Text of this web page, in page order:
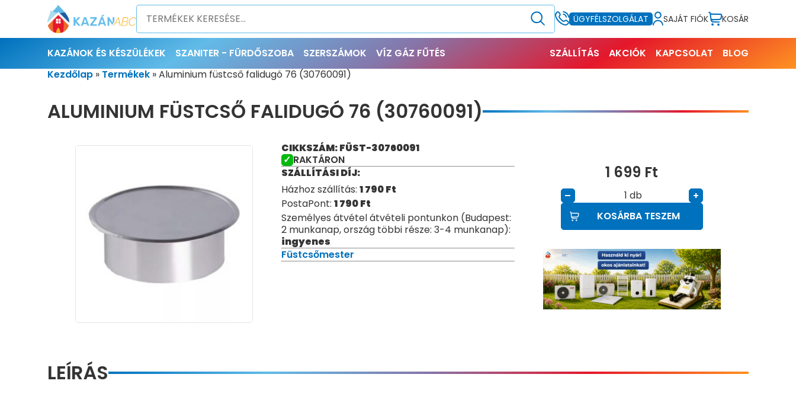
ÜGYFÉLSZOLGÁLAT SAJÁT FIÓK KOSÁR
KAZÁNOK ÉS KÉSZÜLÉKEK SZANITER - FÜRDŐSZOBA SZERSZÁMOK VÍZ GÁZ FŰTÉS SZÁLLÍTÁS AKCIÓK KAPCSOLAT
BLOG
Kezdőlap » Termékek »Aluminium füstcső falidugó 76 (30760091)
ALUMINIUM FÜSTCSŐ FALIDUGÓ 76 (30760091)
CIKKSZÁM: FÜST-30760091
RAKTÁRON
SZÁLLÍTÁSI DÍJ:
Házhoz szállítás: 1 790Ft
PostaPont: 1 790Ft
Személyes átvétel átvételi pontunkon (Budapest:
2 munkanap, ország többi része: 3-4 munkanap):
ingyenes
Füstcsőmester
1 699 Ft
– db
+
KOSÁRBA TESZEM
LEÍRÁS